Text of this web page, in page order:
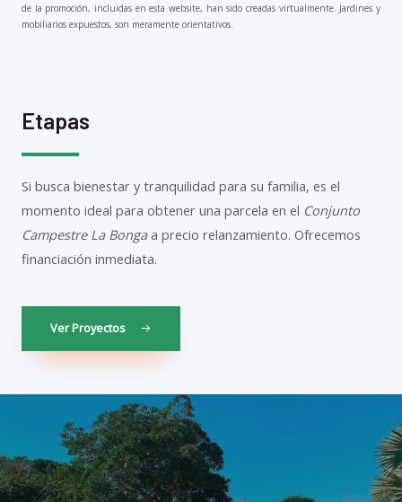
de la promoción, incluidas en esta website, han sido creadas virtualmente. Jardines y
mobiliarios expuestos, son meramente orientativos.
Etapas
Si busca bienestar y tranquilidad para su familia, es el
momento ideal para obtener una parcela en el Conjunto
Campestre La Bongaa precio relanzamiento. Ofrecemos
financiación inmediata.
Ver Proyectos